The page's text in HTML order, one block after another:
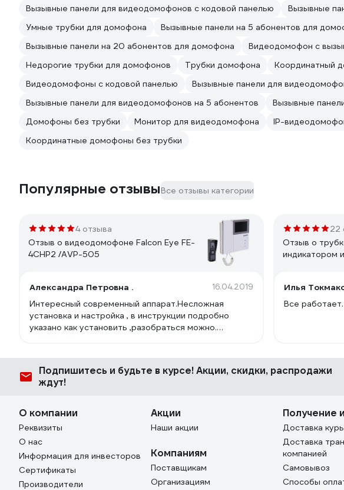
Вызывные панели для видеодомофонов с кодовой панелью
Вызывные
Умные трубки для домофона
Вызывные панели на 5 абонентов для
Вызывные панели на 20 абонентов для домофона
Видеодомофон с
Недорогие трубки для домофонов
Трубки домофона Координатный
Видеодомофоны с кодовой панелью
Вызывные панели для
Вызывные панели для видеодомофонов на 5 абонентов
Вызывные
Домофоны без трубки
Монитор для видеодомофона IP-
Координатные домофоны без трубки
Популярные отзывыВсе отзывы категории
4 отзыва
Отзыв о видеодомофоне Falcon Eye FE-
4CHP2 /AVP-505
Александра Петровна . 16.04.2019
Интересный современный аппарат.Несложная
установка и настройка , в инструкции подробно
указано как установить ,разобраться можно.
разговор .
22
Отзыв о
индикатором
Илья
Все работает.
Подпишитесь и будьте в курсе! Акции, скидки, распродажи
ждут!
О компании
Реквизиты
О нас
Информация для инвесторов
Сертификаты
Производители
Акции
Наши акции
Компаниям
Поставщикам
Организациям
Получение
Доставка
Доставка
компанией
Самовывоз
Способы